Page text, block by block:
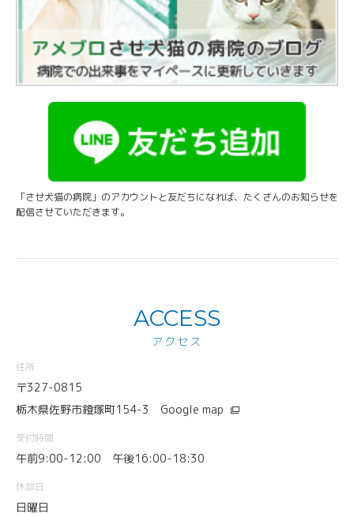
「させ犬猫の病院」のアカウントと友だちになれば、たくさんのお知らせを
配信させていただきます。
ACCESS
アクセス
住所
〒327-0815
栃木県佐野市鐙塚町154-3 Google map
受付時間
午前9:00-12:00 午後16:00-18:30
休診日
日曜日